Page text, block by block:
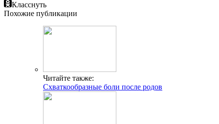
Класснуть
Похожие публикации
Читайте также:
Схваткообразные боли после родов